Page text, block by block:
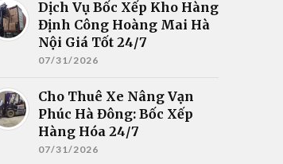
Dịch Vụ Bốc Xếp Kho Hàng
Định Công Hoàng Mai Hà
Nội Giá Tốt 24/7
07/31/2026
Cho Thuê Xe Nâng Vạn
Phúc Hà Đông: Bốc Xếp
Hàng Hóa 24/7
07/31/2026